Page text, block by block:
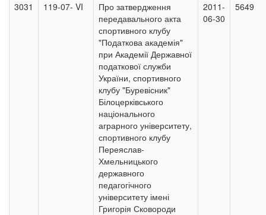
3031 119-07- VI
Про затвердження
передавального акта
спортивного клубу
"Податкова академія"
при Академії Державної
податкової служби
України, спортивного
клубу "Буревісник"
Білоцерківського
національного
аграрного університету,
спортивного клубу
Переяслав-
Хмельницького
державного
педагогічного
університету імені
Григорія Сковороди
2011-
06-30
5649